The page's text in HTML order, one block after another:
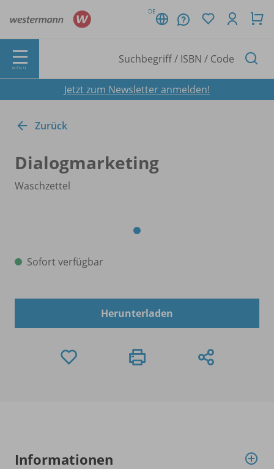
DE
MENÜ
Jetzt zum Newsletter anmelden!
Zurück
Dialogmarketing
Waschzettel
Sofort verfügbar
Herunterladen
Informationen